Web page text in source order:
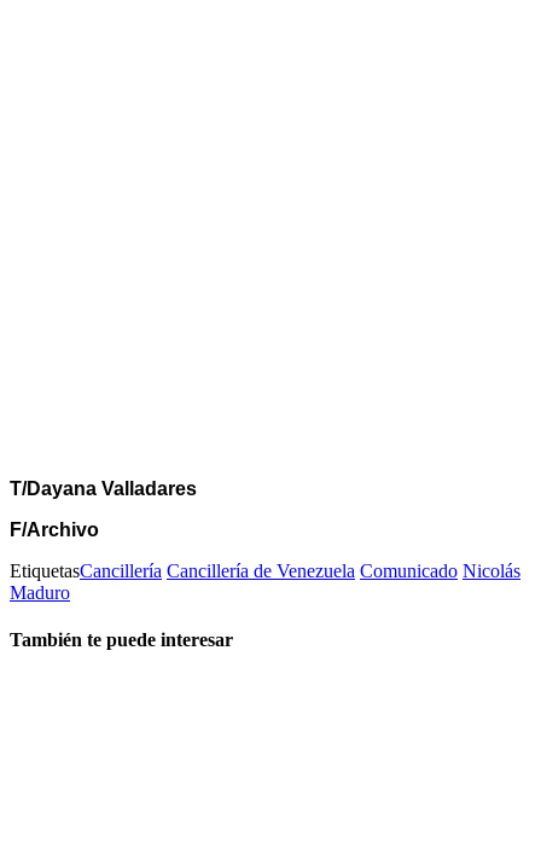
T/Dayana Valladares
F/Archivo
EtiquetasCancillería Cancillería de Venezuela Comunicado Nicolás
Maduro
También te puede interesar